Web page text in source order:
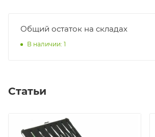
Общий остаток на складах
В наличии: 1
Статьи